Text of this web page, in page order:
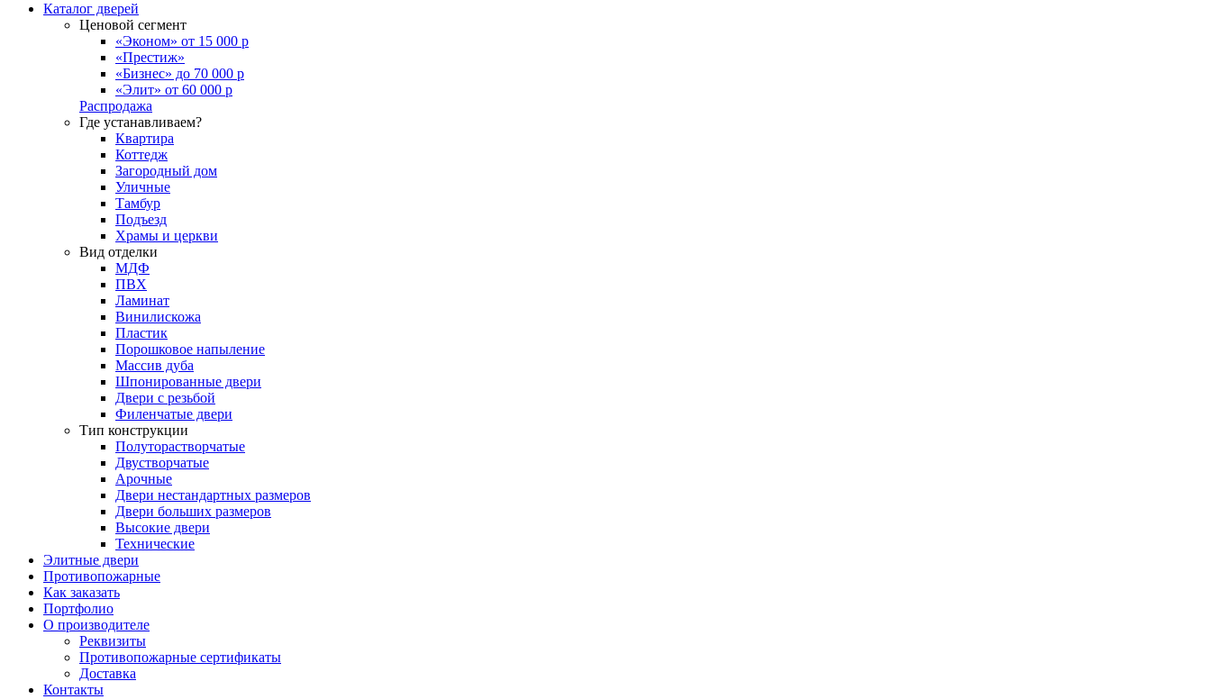
Каталог дверей
Ценовой сегмент
«Эконом» от 15 000 р
«Престиж»
«Бизнес» до 70 000 р
«Элит» от 60 000 р
Распродажа
Где устанавливаем?
Квартира
Коттедж
Загородный дом
Уличные
Тамбур
Подъезд
Храмы и церкви
Вид отделки
МДФ
ПВХ
Ламинат
Винилискожа
Пластик
Порошковое напыление
Массив дуба
Шпонированные двери
Двери с резьбой
Филенчатые двери
Тип конструкции
Полуторастворчатые
Двустворчатые
Арочные
Двери нестандартных размеров
Двери больших размеров
Высокие двери
Технические
Элитные двери
Противопожарные
Как заказать
Портфолио
О производителе
Реквизиты
Противопожарные сертификаты
Доставка
Контакты